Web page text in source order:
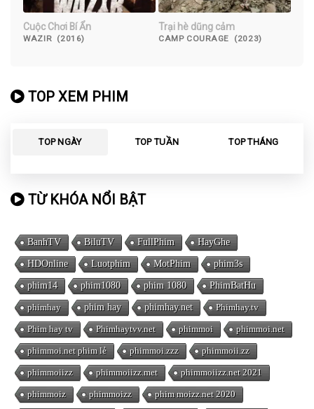
Cuộc Chơi Bí Ẩn
WAZIR (2016)
Trại hè dũng cảm
CAMP COURAGE (2023)
TOP XEM PHIM
TOP NGÀY TOP TUẦN TOP THÁNG
TỪ KHÓA NỔI BẬT
BanhTV BiluTV FullPhim HayGhe
HDOnline Luotphim MotPhim phim3s
phim14 phim1080 phim 1080 PhimBatHu
phimhay phim hay phimhay.net Phimhay.tv
Phim hay tv Phimhaytvv.net phimmoi phimmoi.net
phimmoi.net phim lẻ phimmoi.zzz phimmoii.zz
phimmoiizz phimmoiizz.met phimmoiizz.net 2021
phimmoiz phimmoizz phim moizz.net 2020